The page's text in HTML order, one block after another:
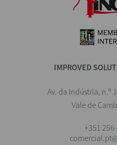
IMPROVED
Av. da Indústria, n.º
Vale de
+351 256